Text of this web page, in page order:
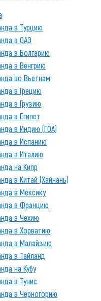
в Турцию
в ОАЭ
в Болгарию
в Венгрию
во Вьетнам
в Грецию
в Грузию
в Египет
в Индию (ГОА)
в Испанию
в Италию
на Кипр
в Китай (Хайнань)
в Мексику
в Францию
в Чехию
в Хорватию
в Малайзию
в Тайланд
на Кубу
в Тунис
в Черногорию